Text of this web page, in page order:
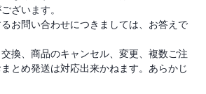
ざいます。
るお問い合わせにつきましては、お答えで
換、商品のキャンセル、変更、複数ご注
とめ発送は対応出来かねます。あらかじ